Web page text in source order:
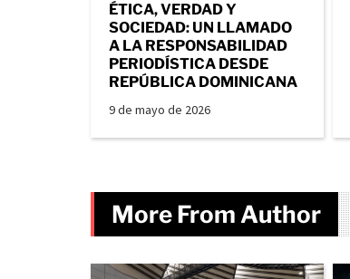
ÉTICA, VERDAD Y
SOCIEDAD: UN LLAMADO
A LA RESPONSABILIDAD
PERIODÍSTICA DESDE
REPÚBLICA DOMINICANA
9 de mayo de 2026
More From Author